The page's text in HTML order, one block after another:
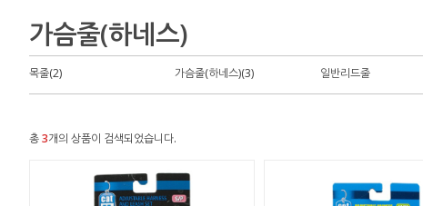
가슴줄(하네스)
목줄(2) 가슴줄(하네스)(3) 일반리드줄
총3개의 상품이 검색되었습니다.